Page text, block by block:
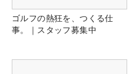
ゴルフの熱狂を、つくる仕
事。｜スタッフ募集中